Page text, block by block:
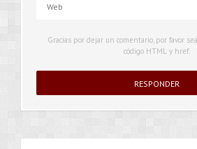
Gracias por dejar un comentario, por favor
código HTML y href.